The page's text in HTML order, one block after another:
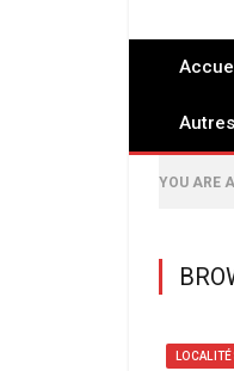
Autres
YOU ARE